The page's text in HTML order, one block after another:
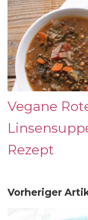
Vegane
Rezept
Vorheriger